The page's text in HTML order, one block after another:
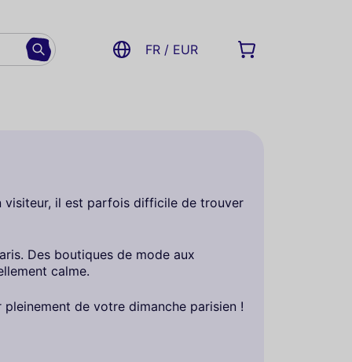
FR / EUR
visiteur, il est parfois difficile de trouver
Des boutiques de mode aux
calme.
de votre dimanche parisien !